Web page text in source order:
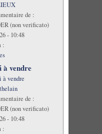
de :
(non verificato)
- 10:48
:
à vendre
à vendre
de :
(non verificato)
- 10:48
: